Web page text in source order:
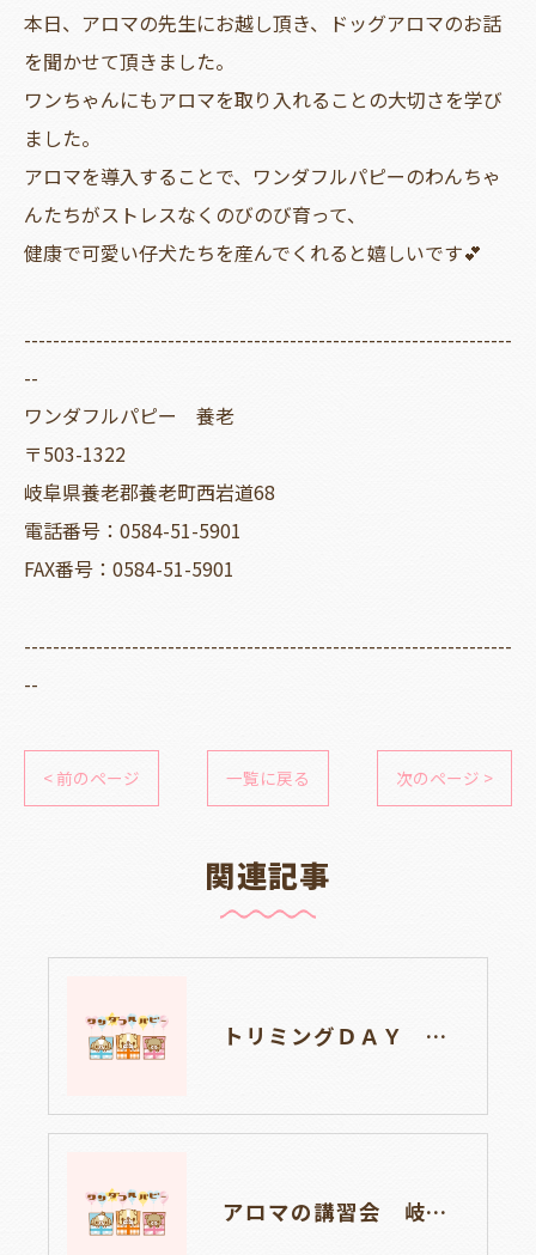
本日、アロマの先生にお越し頂き、ドッグアロマのお話
を聞かせて頂きました。
ワンちゃんにもアロマを取り入れることの大切さを学び
ました。
アロマを導入することで、ワンダフルパピーのわんちゃ
んたちがストレスなくのびのび育って、
健康で可愛い仔犬たちを産んでくれると嬉しいです💕
--------------------------------------------------------------------
--
ワンダフルパピー 養老
〒503-1322
岐阜県養老郡養老町西岩道68
電話番号：0584-51-5901
FAX番号：0584-51-5901
--------------------------------------------------------------------
--
< 前のページ 一覧に戻る 次のページ >
関連記事
トリミングＤＡＹ 岐阜県養老町ブリーダーのワンダフルパピーです。
アロマの講習会 岐阜県養老町ブリーダーのワンダフルパピーです。